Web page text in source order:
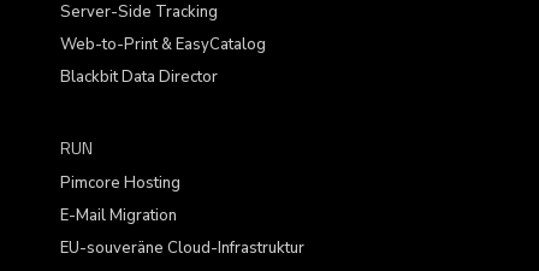
Server-Side Tracking
Web-to-Print & EasyCatalog
Blackbit Data Director
RUN
Pimcore Hosting
E-Mail Migration
EU-souveräne Cloud-Infrastruktur